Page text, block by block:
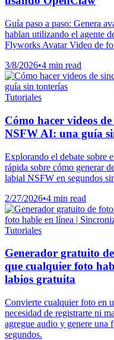
Guía paso a paso: Genera
hablan utilizando el agente
Flyworks Avatar Video de
3/8/2026•4 min read
Tutoriales
Cómo hacer videos
NSFW AI: una guía
Explorando el debate sobre
rápida sobre cómo generar
labial NSFW en segundos
2/27/2026•4 min read
Tutoriales
Generador gratuito
que cualquier foto
labios gratuita
Convierte cualquier foto en
necesidad de registrarte ni
agregue audio y genere una
segundos.